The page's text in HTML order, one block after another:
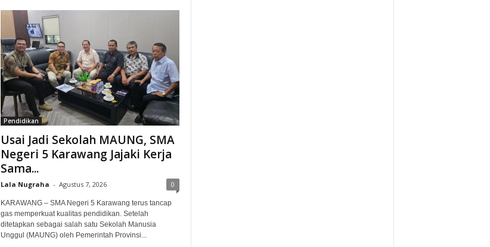
Pendidikan
Usai Jadi Sekolah MAUNG, SMA
Negeri 5 Karawang Jajaki Kerja
Sama...
Lala Nugraha - Agustus 7, 2026 0
KARAWANG – SMA Negeri 5 Karawang terus tancap
gas memperkuat kualitas pendidikan. Setelah
ditetapkan sebagai salah satu Sekolah Manusia
Unggul (MAUNG) oleh Pemerintah Provinsi...